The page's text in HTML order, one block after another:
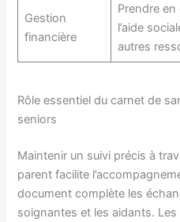
Gestion
financière
Prendre
l’aide
autres
Rôle essentiel du carnet de
seniors
Maintenir un suivi précis à
parent facilite
document complète les
soignantes et les aidants.